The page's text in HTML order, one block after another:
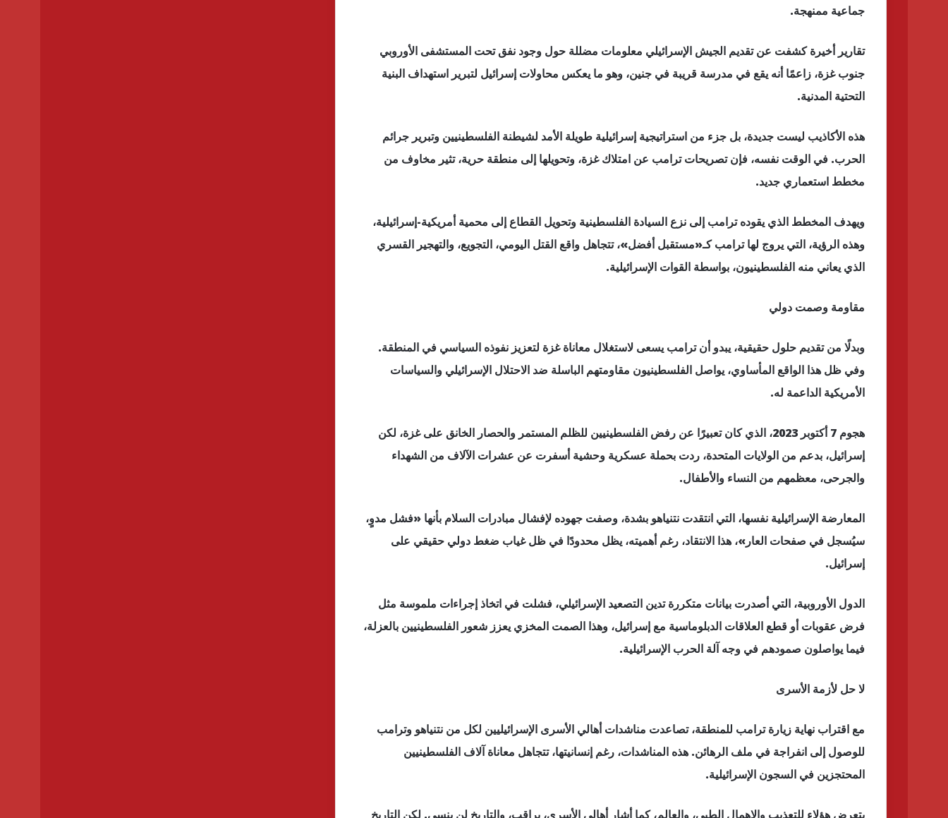
جماعية ممنهجة.
تقارير أخيرة كشفت عن تقديم الجيش الإسرائيلي معلومات مضللة حول وجود نفق تحت المستشفى الأوروبي
جنوب غزة، زاعمًا أنه يقع في مدرسة قريبة في جنين، وهو ما يعكس محاولات إسرائيل لتبرير استهداف البنية
التحتية المدنية.
هذه الأكاذيب ليست جديدة، بل جزء من استراتيجية إسرائيلية طويلة الأمد لشيطنة الفلسطينيين وتبرير جرائم
الحرب. في الوقت نفسه، فإن تصريحات ترامب عن امتلاك غزة، وتحويلها إلى منطقة حرية، تثير مخاوف من
مخطط استعماري جديد.
ويهدف المخطط الذي يقوده ترامب إلى نزع السيادة الفلسطينية وتحويل القطاع إلى محمية أمريكية-إسرائيلية،
وهذه الرؤية، التي يروج لها ترامب كـ«مستقبل أفضل»، تتجاهل واقع القتل اليومي، التجويع، والتهجير القسري
الذي يعاني منه الفلسطينيون، بواسطة القوات الإسرائيلية.
مقاومة وصمت دولي
وبدلًا من تقديم حلول حقيقية، يبدو أن ترامب يسعى لاستغلال معاناة غزة لتعزيز نفوذه السياسي في المنطقة.
وفي ظل هذا الواقع المأساوي، يواصل الفلسطينيون مقاومتهم الباسلة ضد الاحتلال الإسرائيلي والسياسات
الأمريكية الداعمة له.
هجوم 7 أكتوبر 2023، الذي كان تعبيرًا عن رفض الفلسطينيين للظلم المستمر والحصار الخانق على غزة، لكن
إسرائيل، بدعم من الولايات المتحدة، ردت بحملة عسكرية وحشية أسفرت عن عشرات الآلاف من الشهداء
والجرحى، معظمهم من النساء والأطفال.
المعارضة الإسرائيلية نفسها، التي انتقدت نتنياهو بشدة، وصفت جهوده لإفشال مبادرات السلام بأنها «فشل مدوٍ،
سيُسجل في صفحات العار»، هذا الانتقاد، رغم أهميته، يظل محدودًا في ظل غياب ضغط دولي حقيقي على
إسرائيل.
الدول الأوروبية، التي أصدرت بيانات متكررة تدين التصعيد الإسرائيلي، فشلت في اتخاذ إجراءات ملموسة مثل
فرض عقوبات أو قطع العلاقات الدبلوماسية مع إسرائيل، وهذا الصمت المخزي يعزز شعور الفلسطينيين بالعزلة،
فيما يواصلون صمودهم في وجه آلة الحرب الإسرائيلية.
لا حل لأزمة الأسرى
مع اقتراب نهاية زيارة ترامب للمنطقة، تصاعدت مناشدات أهالي الأسرى الإسرائيليين لكل من نتنياهو وترامب
للوصول إلى انفراجة في ملف الرهائن. هذه المناشدات، رغم إنسانيتها، تتجاهل معاناة آلاف الفلسطينيين
المحتجزين في السجون الإسرائيلية.
يتعرض هؤلاء للتعذيب والإهمال الطبي، والعالم، كما أشار أهالي الأسرى، يراقب، والتاريخ لن ينسى. لكن التاريخ